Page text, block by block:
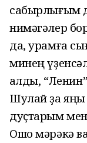
сабырлығым
нимәгәлер
да, урамға
минең
ҡалды,
Шулай ҙа яңы
дуҫтарым
Ошо мәрәкә